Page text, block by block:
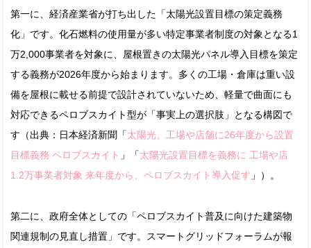
第一に、経済産業省が打ち出した「太陽光設置目標の策定義務
化」です。化石燃料の使用量が多い特定事業者制度の対象となる1
万2,000事業者を対象に、屋根置きの太陽光パネル導入目標を策定
する義務が2026年度から始まります。多くの工場・倉庫は重い設
備を屋根に載せる前提で設計されていないため、軽量で曲面にも
対応できるペロブスカイト型が「事実上の選択肢」となる構図で
す（出典：日本経済新聞「太陽光、工場や店舗に26年度から設置
目標義務 ペロブスカイト 」「太陽光設置目標を義務に 工場や店
1.2万事業者対象 来年度から、ペロブスカイト導入促す 」）。
第二に、政府全体としての「ペロブスカイト普及に向けた建築物
関連規制の見直し措置」です。スマートグリッドフォーラムが報